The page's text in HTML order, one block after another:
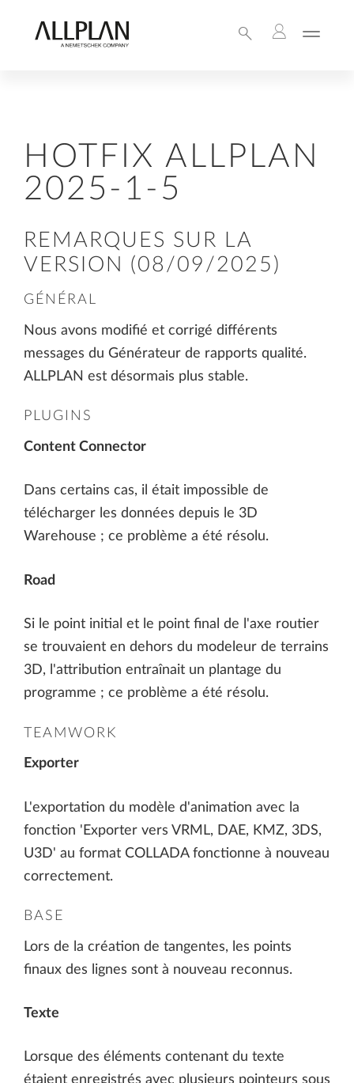
HOTFIX ALLPLAN
2025-1-5
REMARQUES SUR LA
VERSION (08/09/2025)
GÉNÉRAL
Nous avons modifié et corrigé différents
messages du Générateur de rapports qualité.
ALLPLAN est désormais plus stable.
PLUGINS
Content Connector
Dans certains cas, il était impossible de
télécharger les données depuis le 3D
Warehouse ; ce problème a été résolu.
Road
Si le point initial et le point final de l'axe routier
se trouvaient en dehors du modeleur de terrains
3D, l'attribution entraînait un plantage du
programme ; ce problème a été résolu.
TEAMWORK
Exporter
L'exportation du modèle d'animation avec la
fonction 'Exporter vers VRML, DAE, KMZ, 3DS,
U3D' au format COLLADA fonctionne à nouveau
correctement.
BASE
Lors de la création de tangentes, les points
finaux des lignes sont à nouveau reconnus.
Texte
Lorsque des éléments contenant du texte
étaient enregistrés avec plusieurs pointeurs sous